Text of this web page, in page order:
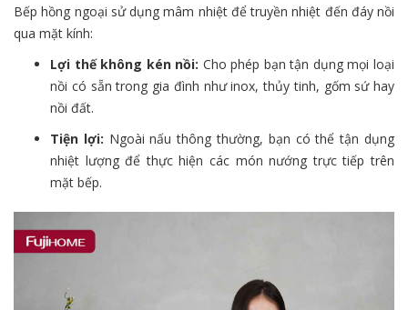
Bếp hồng ngoại sử dụng mâm nhiệt để truyền nhiệt đến đáy nồi
qua mặt kính:
Lợi thế không kén nồi: Cho phép bạn tận dụng mọi loại
nồi có sẵn trong gia đình như inox, thủy tinh, gốm sứ hay
nồi đất.
Tiện lợi: Ngoài nấu thông thường, bạn có thể tận dụng
nhiệt lượng để thực hiện các món nướng trực tiếp trên
mặt bếp.